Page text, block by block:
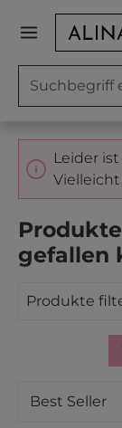
Zum
Leider
gefallen
Produkte